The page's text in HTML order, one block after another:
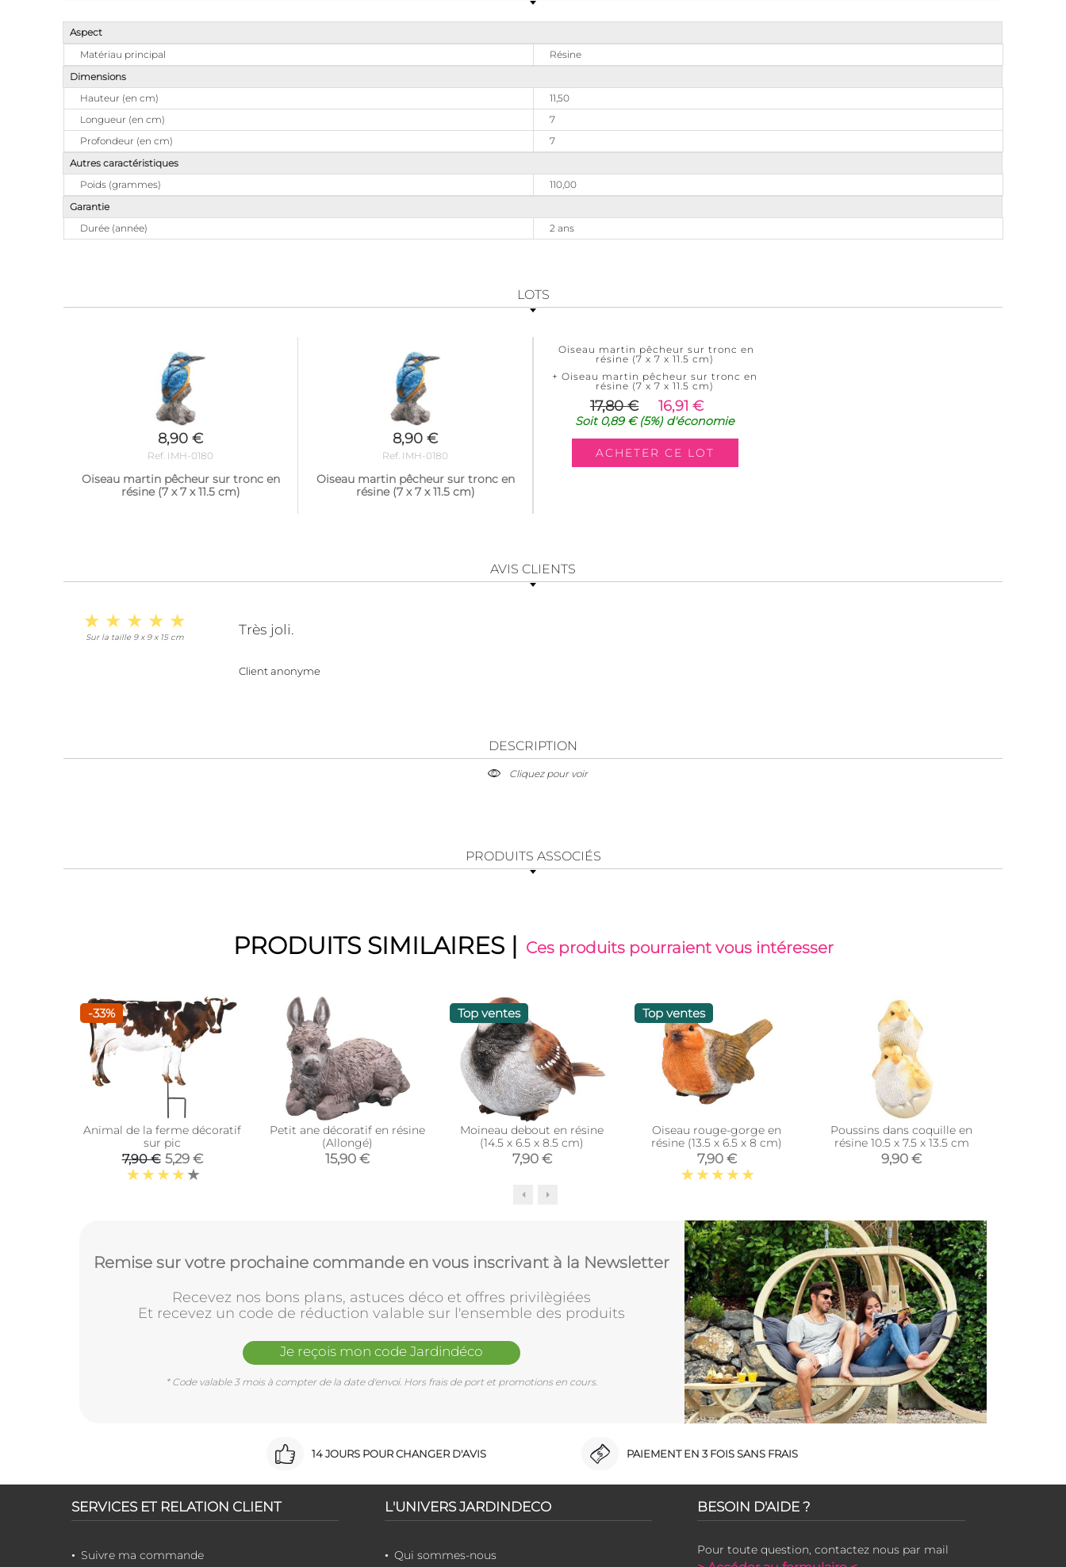
Aspect
Matériau principal
Résine
Dimensions
Hauteur (en cm)
11,50
Longueur (en cm)
7
Profondeur (en cm)
7
Autres caractéristiques
Poids (grammes)
110,00
Garantie
Durée (année)
2 ans
LOTS
8,90 €
Ref. IMH-0180
Oiseau martin pêcheur sur tronc en
résine (7 x 7 x 11.5 cm)
8,90 €
Ref. IMH-0180
Oiseau martin pêcheur sur tronc en
résine (7 x 7 x 11.5 cm)
Oiseau martin pêcheur sur tronc en
résine (7 x 7 x 11.5 cm)
+ Oiseau martin pêcheur sur tronc en
résine (7 x 7 x 11.5 cm)
17,80 € 16,91 €
Soit0,89 €(5%) d'économie
AVIS CLIENTS
Sur la taille 9 x 9 x 15 cm Très joli.
Client anonyme
DESCRIPTION
Cliquez pour voir
PRODUITS ASSOCIÉS
PRODUITS SIMILAIRES | Ces produits pourraient vous intéresser
-33%
Animal de la ferme décoratif
sur pic
7,90 € 5,29 €
Petit ane décoratif en résine
(Allongé)
15,90 €
Top ventes
Moineau debout en résine
(14.5 x 6.5 x 8.5 cm)
7,90 €
Top ventes
Oiseau rouge-gorge en
résine (13.5 x 6.5 x 8 cm)
7,90 €
Poussins dans coquille en
résine 10.5 x 7.5 x 13.5 cm
9,90 €
Remise sur votre prochaine commande en vous inscrivant à la Newsletter
Recevez nos bons plans, astuces déco et offres privilègiées
Et recevez un code de réduction valable sur l'ensemble des produits
Je reçois mon code Jardindéco
* Code valable 3 mois à compter de la date d'envoi. Hors frais de port et promotions en cours.
14 JOURS POUR CHANGER D'AVIS PAIEMENT EN 3 FOIS SANS FRAIS
SERVICES ET RELATION CLIENT
Suivre ma commande
L'UNIVERS JARDINDECO
Qui sommes-nous
BESOIN D'AIDE ?
Pour toute question, contactez nous par mail